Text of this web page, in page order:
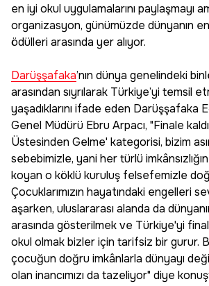
en iyi okul uygulamalarını paylaşmayı
organizasyon, günümüzde dünyanın
ödülleri arasında yer alıyor.
Darüşşafaka’nın dünya genelindeki
arasından sıyrılarak Türkiye’yi temsil
yaşadıklarını ifade eden Darüşşafaka
Genel Müdürü Ebru Arpacı, "Finale
Üstesinden Gelme' kategorisi, bizim
sebebimizle, yani her türlü
koyan o köklü kuruluş felsefemizle
Çocuklarımızın hayatındaki engelleri
aşarken, uluslararası alanda da
arasında gösterilmek ve Türkiye'yi
okul olmak bizler için tarifsiz bir gurur.
çocuğun doğru imkânlarla dünyayı
olan inancımızı da tazeliyor" diye